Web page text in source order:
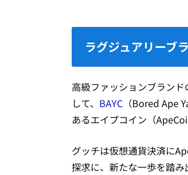
ラグジュアリーブ
高級ファッションブランド
して、 BAYC （Bored Ape
あるエイプコイン（
グッチは仮想通貨決済に
探求に、新たな一歩を踏